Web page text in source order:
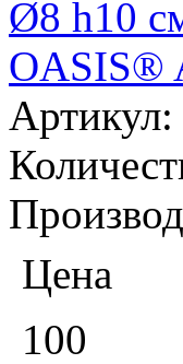
OASIS®
Артикул:
Цена
100